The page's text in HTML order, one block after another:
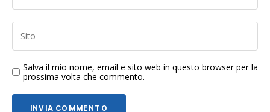
Salva il mio nome, email e sito web in questo browser per la
prossima volta che commento.